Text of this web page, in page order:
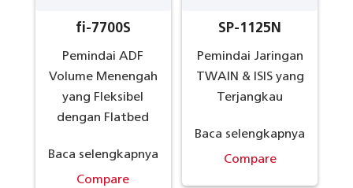
fi-7700S
Pemindai ADF
Volume Menengah
yang Fleksibel
dengan Flatbed
Baca selengkapnya
Compare
SP-1125N
Pemindai Jaringan
TWAIN & ISIS yang
Terjangkau
Baca selengkapnya
Compare